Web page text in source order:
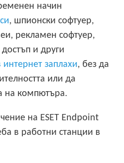
начин
, шпионски софтуер,
рекламен софтуер,
и други
заплахи, без да
или да
на компютъра.
на ESET Endpoint
в работни станции в